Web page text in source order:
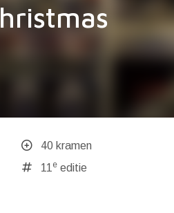
40 kramen
11 eeditie